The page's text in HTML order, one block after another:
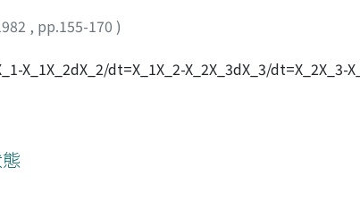
, pp.155-170 )
X_1X_2dX_2/dt=X_1X_2-X_2X_3dX_3/dt=X_2X_3-
の閉曲線を画くこと・及び人口X_μ(t)がPe関数の有